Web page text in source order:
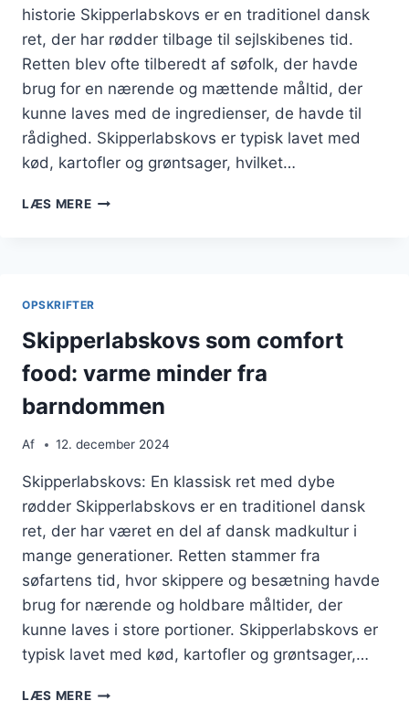
historie Skipperlabskovs er en traditionel dansk
ret, der har rødder tilbage til sejlskibenes tid.
Retten blev ofte tilberedt af søfolk, der havde
brug for en nærende og mættende måltid, der
kunne laves med de ingredienser, de havde til
rådighed. Skipperlabskovs er typisk lavet med
kød, kartofler og grøntsager, hvilket…
LÆS MERESKIPPERLABSKOVS
OPSKRIFTER
Skipperlabskovs som comfort
food: varme minder fra
barndommen
Af 12. december 2024
Skipperlabskovs: En klassisk ret med dybe
rødder Skipperlabskovs er en traditionel dansk
ret, der har været en del af dansk madkultur i
mange generationer. Retten stammer fra
søfartens tid, hvor skippere og besætning havde
brug for nærende og holdbare måltider, der
kunne laves i store portioner. Skipperlabskovs er
typisk lavet med kød, kartofler og grøntsager,…
LÆS MERESKIPPERLABSKOVS